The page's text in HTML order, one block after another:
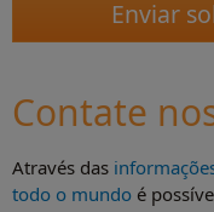
Contate
Através das
todo o mundo é